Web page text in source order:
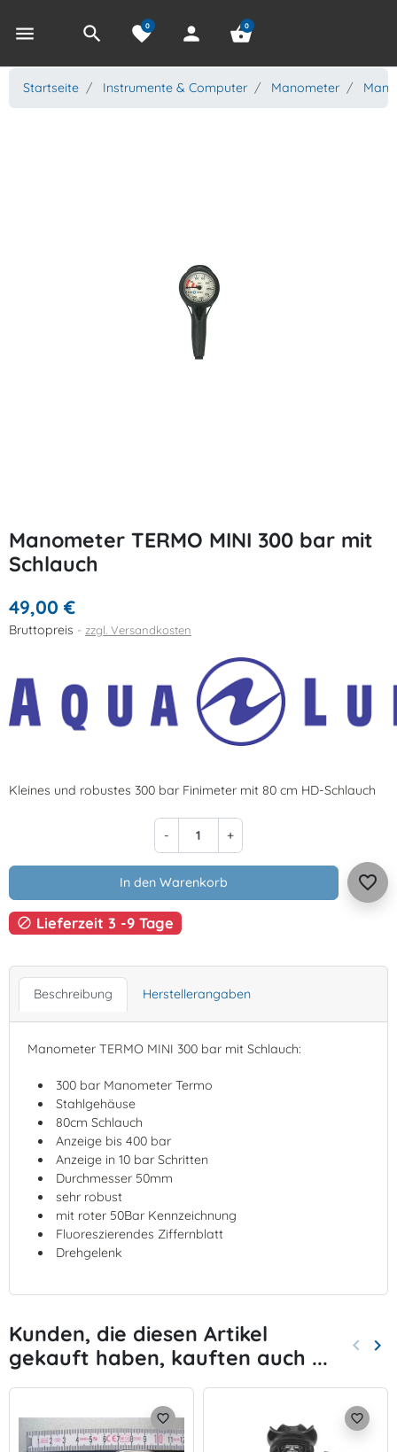
menu search favorite
0 person shopping_basket
0
Startseite Instrumente & Computer Manometer
Manometer TERMO MINI 300 bar mit
Schlauch
49,00 €
Bruttopreis zzgl. Versandkosten
Kleines und robustes 300 bar Finimeter mit 80 cm HD-Schlauch
- +
In den Warenkorb favorite_border
 Lieferzeit 3 -9 Tage
Beschreibung Herstellerangaben
Manometer TERMO MINI 300 bar mit Schlauch:
300 bar Manometer Termo
Stahlgehäuse
80cm Schlauch
Anzeige bis 400 bar
Anzeige in 10 bar Schritten
Durchmesser 50mm
sehr robust
mit roter 50Bar Kennzeichnung
Fluoreszierendes Ziffernblatt
Drehgelenk
Kunden, die diesen Artikel
gekauft haben, kauften auch ...
Zurück
keyboard_arrow_left keyboard_arrow_right
favorite_border favorite_border